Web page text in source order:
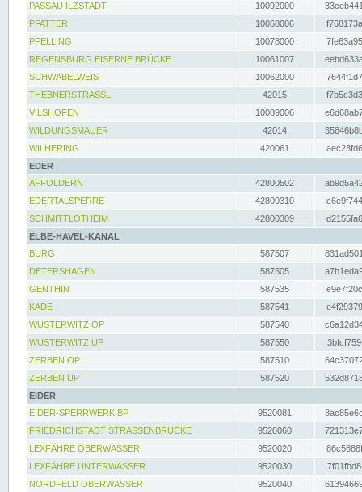
PASSAU ILZSTADT
10092000
PFATTER
10068006
PFELLING
10078000
REGENSBURG EISERNE BRÜCKE
10061007
SCHWABELWEIS
10062000
THEBNERSTRASSL
42015
VILSHOFEN
10089006
WILDUNGSMAUER
42014
WILHERING
420061
EDER
AFFOLDERN
42800502
EDERTALSPERRE
42800310
SCHMITTLOTHEIM
42800309
ELBE-HAVEL-KANAL
BURG
587507
DETERSHAGEN
587505
GENTHIN
587535
KADE
587541
WUSTERWITZ OP
587540
WUSTERWITZ UP
587550
ZERBEN OP
587510
ZERBEN UP
587520
EIDER
EIDER-SPERRWERK BP
9520081
FRIEDRICHSTADT STRASSENBRÜCKE
9520060
LEXFÄHRE OBERWASSER
9520020
LEXFÄHRE UNTERWASSER
9520030
NORDFELD OBERWASSER
9520040